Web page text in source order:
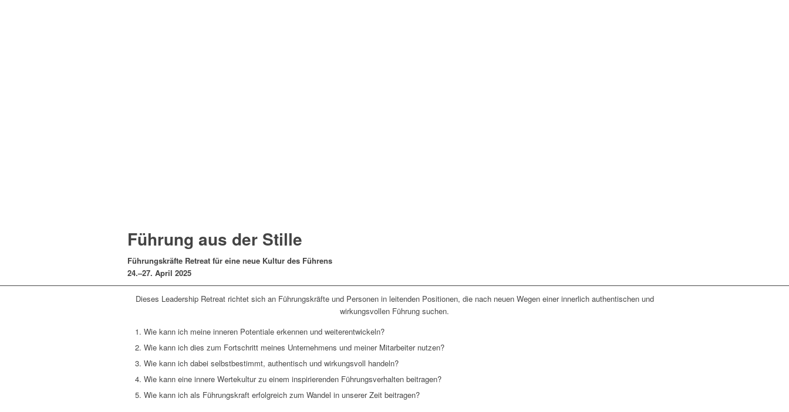
Führung aus der Stille
Führungskräfte Retreat für eine neue Kultur des Führens
24.–27. April 2025
Dieses Leadership Retreat richtet sich an Führungskräfte und Personen in leitenden Positionen, die nach neuen Wegen einer innerlich authentischen und
wirkungsvollen Führung suchen.
Wie kann ich meine inneren Potentiale erkennen und weiterentwickeln?
Wie kann ich dies zum Fortschritt meines Unternehmens und meiner Mitarbeiter nutzen?
Wie kann ich dabei selbstbestimmt, authentisch und wirkungsvoll handeln?
Wie kann eine innere Wertekultur zu einem inspirierenden Führungsverhalten beitragen?
Wie kann ich als Führungskraft erfolgreich zum Wandel in unserer Zeit beitragen?